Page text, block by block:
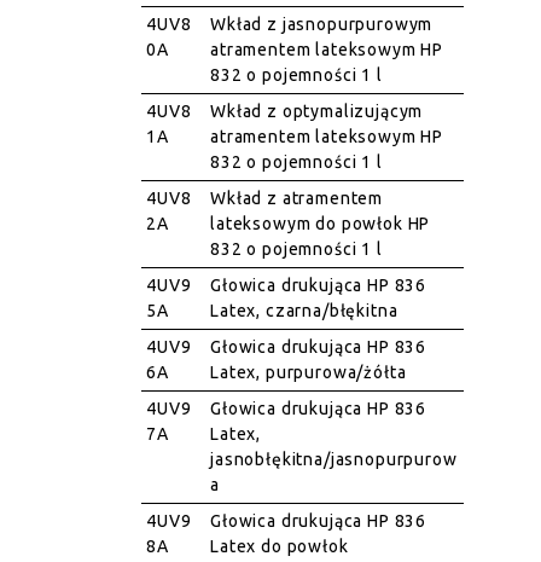
4UV8
0A
Wkład z jasnopurpurowym
atramentem lateksowym HP
832 o pojemności 1 l
4UV8
1A
Wkład z optymalizującym
atramentem lateksowym HP
832 o pojemności 1 l
4UV8
2A
Wkład z atramentem
lateksowym do powłok HP
832 o pojemności 1 l
4UV9
5A
Głowica drukująca HP 836
Latex, czarna/błękitna
4UV9
6A
Głowica drukująca HP 836
Latex, purpurowa/żółta
4UV9
7A
Głowica drukująca HP 836
Latex,
jasnobłękitna/jasnopurpurow
a
4UV9
8A
Głowica drukująca HP 836
Latex do powłok